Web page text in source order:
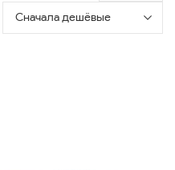
Сначала дешёвые